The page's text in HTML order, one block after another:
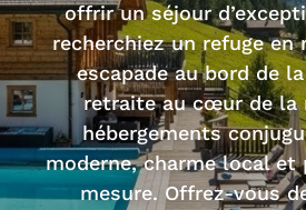
offrir un séjour
recherchiez un refuge en
escapade au bord de
retraite au cœur de la
hébergements
moderne, charme local
mesure. Offrez-vous